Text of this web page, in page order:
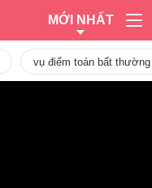
MỚI NHẤT
vụ điểm toán bất